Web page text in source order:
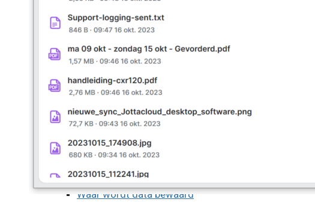
Desktop software vragen
Online back-up vragen
Online Back-up migratie
Online Schijf migratie
Synchronisatiemap vragen
Vergelijk met andere aanbieders
Laatste nieuws over cloudopslag en de toepassingen
Big Tech en Trump
AI zoekfunctie
Toekomstgerichte beveiliging
Het prijskaartje van Internet
Waar wordt data bewaard